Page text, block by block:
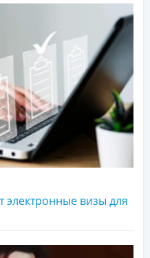
электронные визы для